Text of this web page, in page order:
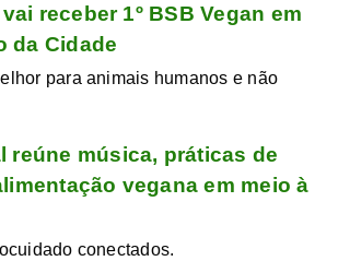
receber 1º BSB Vegan em
da Cidade
para animais humanos e não
reúne música, práticas de
vegana em meio à
conectados.